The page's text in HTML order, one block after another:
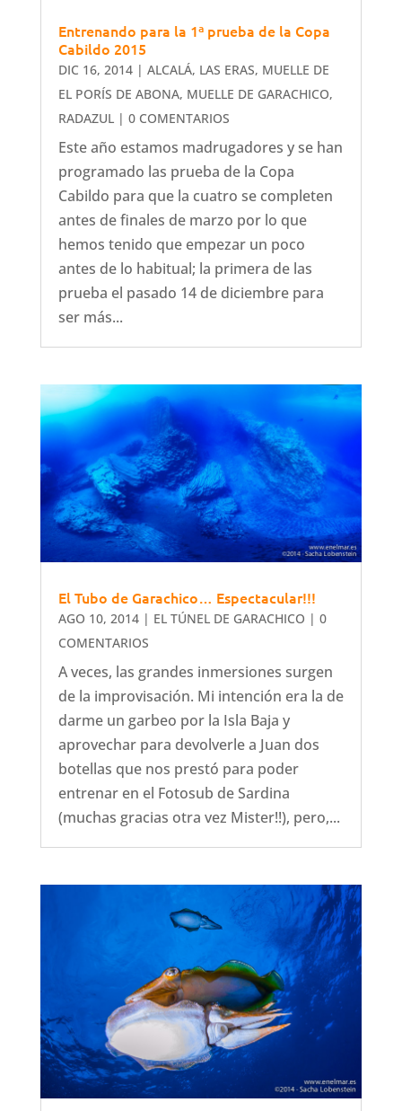
Entrenando para la 1ª prueba de la Copa
Cabildo 2015
DIC 16, 2014| ALCALÁ, LAS ERAS, MUELLE DE
EL PORÍS DE ABONA, MUELLE DE GARACHICO,
RADAZUL| 0 COMENTARIOS
Este año estamos madrugadores y se han
programado las prueba de la Copa
Cabildo para que la cuatro se completen
antes de finales de marzo por lo que
hemos tenido que empezar un poco
antes de lo habitual; la primera de las
prueba el pasado 14 de diciembre para
ser más...
El Tubo de Garachico… Espectacular!!!
AGO 10, 2014| EL TÚNEL DE GARACHICO | 0
COMENTARIOS
A veces, las grandes inmersiones surgen
de la improvisación. Mi intención era la de
darme un garbeo por la Isla Baja y
aprovechar para devolverle a Juan dos
botellas que nos prestó para poder
entrenar en el Fotosub de Sardina
(muchas gracias otra vez Mister!!), pero,...